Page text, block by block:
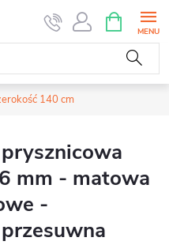
KOSZYK
140 cm
mm - matowa
-